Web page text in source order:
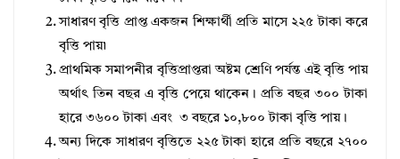
সাধারণ বৃত্তি প্রাপ্ত একজন শিক্ষার্থী প্রতি মাসে ২২৫ টাকা করে
বৃত্তি পায়৷
প্রাথমিক সমাপনীর বৃত্তিপ্রাপ্তরা অষ্টম শ্রেণি পর্যন্ত এই বৃত্তি পায়
অর্থাৎ তিন বছর এ বৃত্তি পেয়ে থাকেন। প্রতি বছর ৩০০ টাকা
হারে ৩৬০০ টাকা এবং ৩ বছরে ১০,৮০০ টাকা বৃত্তি পায়।
অন্য দিকে সাধারণ বৃত্তিতে ২২৫ টাকা হারে প্রতি বছরে ২৭০০